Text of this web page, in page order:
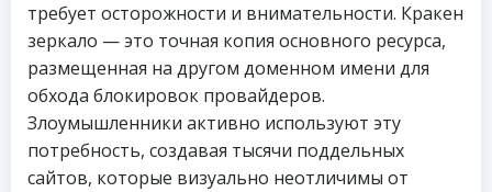
требует осторожности и внимательности. Кракен
зеркало — это точная копия основного ресурса,
размещенная на другом доменном имени для
обхода блокировок провайдеров.
Злоумышленники активно используют эту
потребность, создавая тысячи поддельных
сайтов, которые визуально неотличимы от